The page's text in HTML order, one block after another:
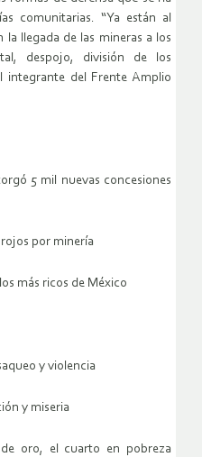
comunitarias. “Ya están al
llegada de las mineras a los
despojo, división de los
integrante del Frente Amplio
5 mil nuevas concesiones
por minería
más ricos de México
y violencia
y miseria
oro, el cuarto en pobreza